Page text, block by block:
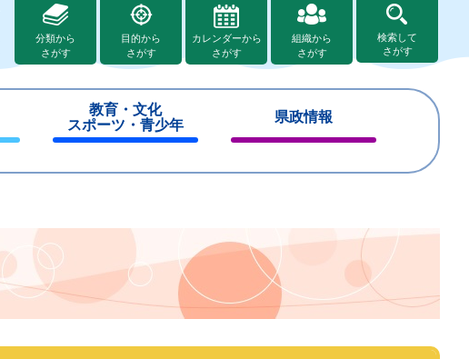
分類から
さがす
目的から
さがす
カレンダーから
さがす
組織から
さがす
検索して
さがす
教育・文化
スポーツ・青少年
じ
県政情報
じ